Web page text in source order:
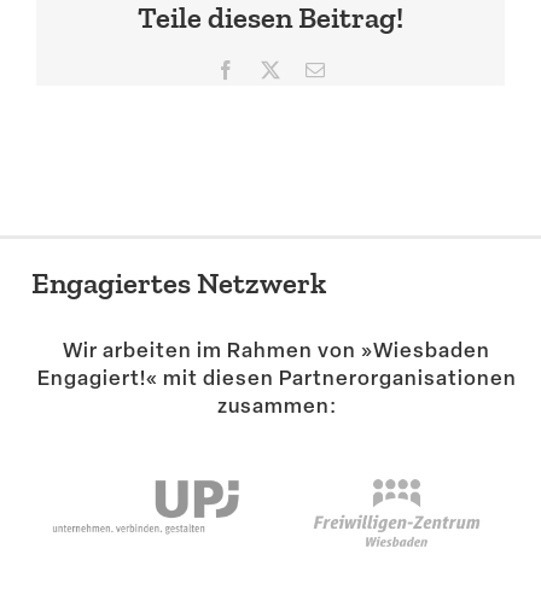
Suche
Teile diesen Beitrag!
Facebook E-
Engagiertes Netzwerk
Wir arbeiten im Rahmen von »Wiesbaden
Engagiert!« mit diesen Partner­or­ga­ni­sa­tionen
zusammen: